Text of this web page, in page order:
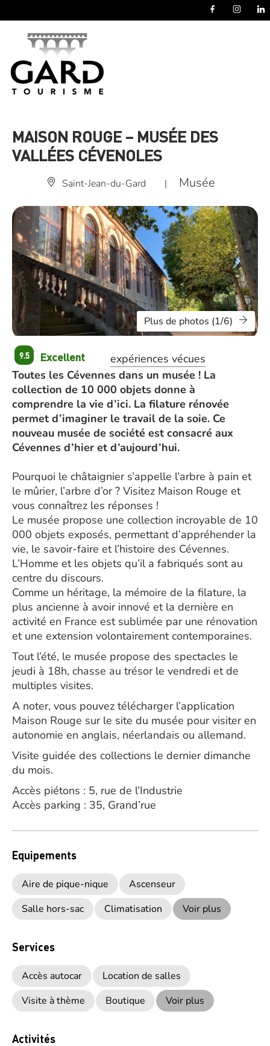
MAISON ROUGE – MUSÉE DES
VALLÉES CÉVENOLES
Saint-Jean-du-Gard | Musée
Plus de photos (1/6)
9.5 Excellent
expériences vécues
Toutes les Cévennes dans un musée ! La
collection de 10 000 objets donne à
comprendre la vie d’ici. La filature rénovée
permet d’imaginer le travail de la soie. Ce
nouveau musée de société est consacré aux
Cévennes d’hier et d’aujourd’hui.
Pourquoi le châtaignier s’appelle l’arbre à pain et
le mûrier, l’arbre d’or ? Visitez Maison Rouge et
vous connaîtrez les réponses !
Le musée propose une collection incroyable de 10
000 objets exposés, permettant d’appréhender la
vie, le savoir-faire et l’histoire des Cévennes.
L’Homme et les objets qu’il a fabriqués sont au
centre du discours.
Comme un héritage, la mémoire de la filature, la
plus ancienne à avoir innové et la dernière en
activité en France est sublimée par une rénovation
et une extension volontairement contemporaines.
Tout l’été, le musée propose des spectacles le
jeudi à 18h, chasse au trésor le vendredi et de
multiples visites.
A noter, vous pouvez télécharger l’application
Maison Rouge sur le site du musée pour visiter en
autonomie en anglais, néerlandais ou allemand.
Visite guidée des collections le dernier dimanche
du mois.
Accès piétons : 5, rue de l’Industrie
Accès parking : 35, Grand’rue
Equipements
Aire de pique-nique
Ascenseur
Salle hors-sac
Climatisation Voir plus
Services
Accès autocar
Location de salles
Visite à thème
Boutique Voir plus
Activités